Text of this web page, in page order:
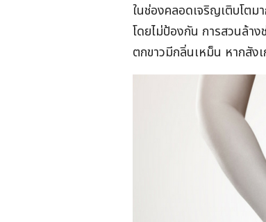
ในช่องคลอดเจริญเติบโตม
โดยไม่ป้องกัน การสวนล้า
ตกขาวมีกลิ่นเหม็น หากสัง